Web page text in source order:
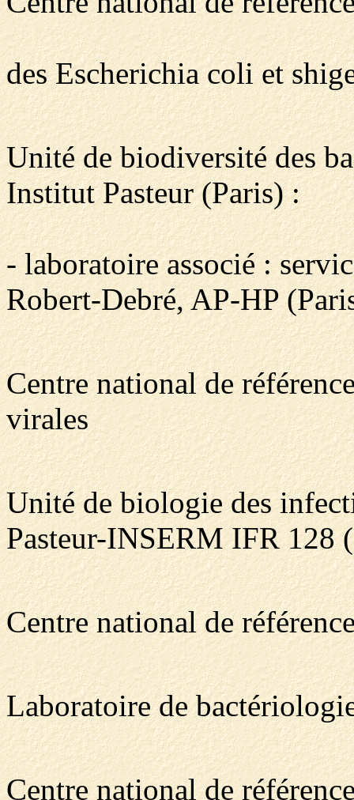
des Escherichia coli et
Unité de biodiversité des
Institut Pasteur (Paris) :
- laboratoire associé :
Robert-Debré, AP-HP
Centre national de
virales
Unité de biologie des
Pasteur-INSERM IFR 128
Centre national de
Laboratoire de
Centre national de